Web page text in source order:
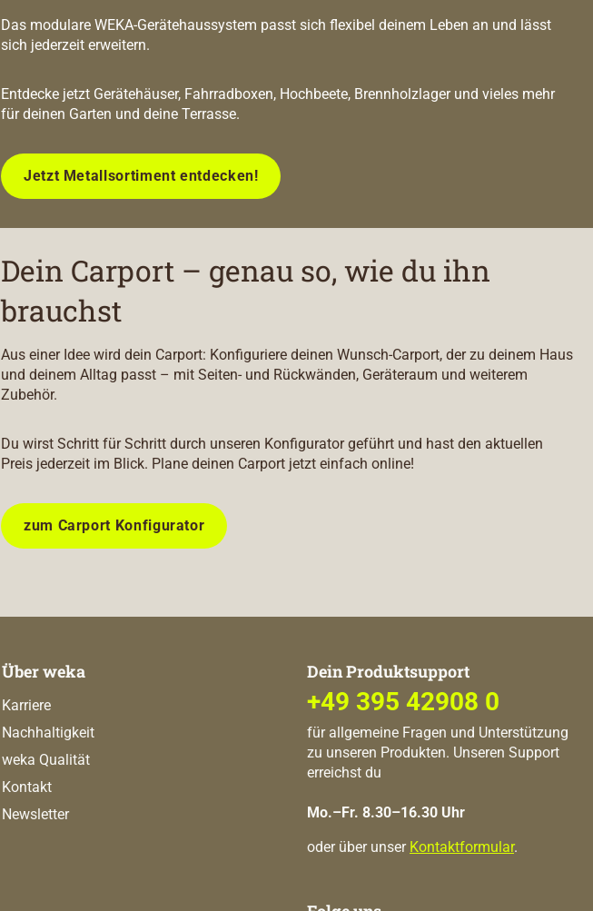
Das modulare WEKA-Gerätehaussystem passt sich flexibel deinem Leben an und lässt
sich jederzeit erweitern.
Entdecke jetzt Gerätehäuser, Fahrradboxen, Hochbeete, Brennholzlager und vieles mehr
für deinen Garten und deine Terrasse.
Jetzt Metallsortiment entdecken!
Dein Carport – genau so, wie du ihn
brauchst
Aus einer Idee wird dein Carport: Konfiguriere deinen Wunsch-Carport, der zu deinem Haus
und deinem Alltag passt – mit Seiten- und Rückwänden, Geräteraum und weiterem
Zubehör.
Du wirst Schritt für Schritt durch unseren Konfigurator geführt und hast den aktuellen
Preis jederzeit im Blick. Plane deinen Carport jetzt einfach online!
zum Carport Konfigurator
Über weka
Karriere
Nachhaltigkeit
weka Qualität
Kontakt
Newsletter
Dein Produktsupport
+49 395 42908 0
für allgemeine Fragen und Unterstützung
zu unseren Produkten. Unseren Support
erreichst du
Mo.–Fr. 8.30–16.30 Uhr
oder über unser Kontaktformular.